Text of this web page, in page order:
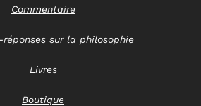
Commentaire
réponses sur la philosophie
Livres
Boutique